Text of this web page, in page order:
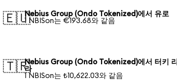
🇪🇺Nebius Group (Ondo Tokenized)에서 유로
1 NBISon는 €193.68와 같음
🇹🇷Nebius Group (Ondo Tokenized)에서 터키 리
라
1 NBISon는 ₺10,622.03와 같음